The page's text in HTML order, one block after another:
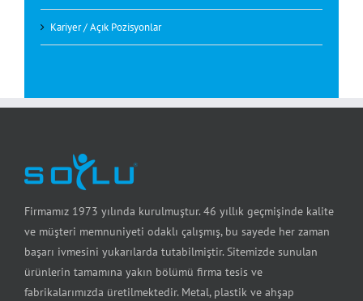
Kariyer / Açık Pozisyonlar
Firmamız 1973 yılında kurulmuştur. 46 yıllık geçmişinde kalite
ve müşteri memnuniyeti odaklı çalışmış, bu sayede her zaman
başarı ivmesini yukarılarda tutabilmiştir. Sitemizde sunulan
ürünlerin tamamına yakın bölümü firma tesis ve
fabrikalarımızda üretilmektedir. Metal, plastik ve ahşap